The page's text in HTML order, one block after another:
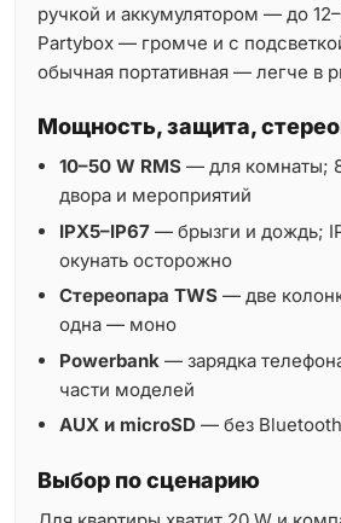
ручкой и аккумулятором — до
Partybox — громче и с
обычная портативная — легче в
Мощность, защита,
10–50 W RMS — для комнаты;
двора и мероприятий
IPX5–IP67 — брызги и дождь;
окунать осторожно
Стереопара TWS — две
одна — моно
Powerbank — зарядка
части моделей
AUX и microSD — без
Выбор по сценарию